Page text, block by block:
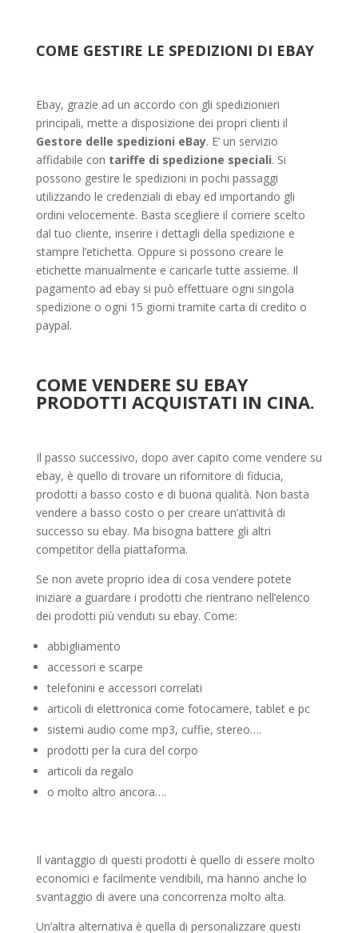
COME GESTIRE LE SPEDIZIONI DI EBAY
Ebay, grazie ad un accordo con gli spedizionieri
principali, mette a disposizione dei propri clienti il
Gestore delle spedizioni eBay. E’ un servizio
affidabile con tariffe di spedizione speciali. Si
possono gestire le spedizioni in pochi passaggi
utilizzando le credenziali di ebay ed importando gli
ordini velocemente. Basta scegliere il corriere scelto
dal tuo cliente, inserire i dettagli della spedizione e
stampre l’etichetta. Oppure si possono creare le
etichette manualmente e caricarle tutte assieme. Il
pagamento ad ebay si può effettuare ogni singola
spedizione o ogni 15 giorni tramite carta di credito o
paypal.
COME VENDERE SU EBAY
PRODOTTI ACQUISTATI IN CINA.
Il passo successivo, dopo aver capito come vendere su
ebay, è quello di trovare un rifornitore di fiducia,
prodotti a basso costo e di buona qualità. Non basta
vendere a basso costo o per creare un’attività di
successo su ebay. Ma bisogna battere gli altri
competitor della piattaforma.
Se non avete proprio idea di cosa vendere potete
iniziare a guardare i prodotti che rientrano nell’elenco
dei prodotti più venduti su ebay. Come:
abbigliamento
accessori e scarpe
telefonini e accessori correlati
articoli di elettronica come fotocamere, tablet e pc
sistemi audio come mp3, cuffie, stereo….
prodotti per la cura del corpo
articoli da regalo
o molto altro ancora….
Il vantaggio di questi prodotti è quello di essere molto
economici e facilmente vendibili, ma hanno anche lo
svantaggio di avere una concorrenza molto alta.
Un’altra alternativa è quella di personalizzare questi